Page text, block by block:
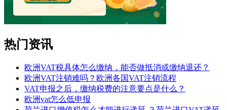
热门资讯
欧洲VAT税具体怎么缴纳，能否做抵消或缴纳退还？
欧洲VAT注销难吗？欧洲各国VAT注销流程
VAT申报之后，缴纳税费的注意要点是什么？
欧洲vat怎么低申报